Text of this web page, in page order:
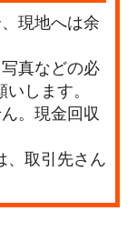
現地へは余
真などの必
します。
。現金回収
取引先さん